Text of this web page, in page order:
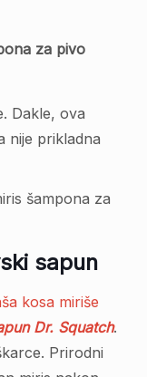
za pivo
Dakle, ova
nije prikladna
šampona za
sapun
kosa miriše
Dr. Squatch.
Prirodni